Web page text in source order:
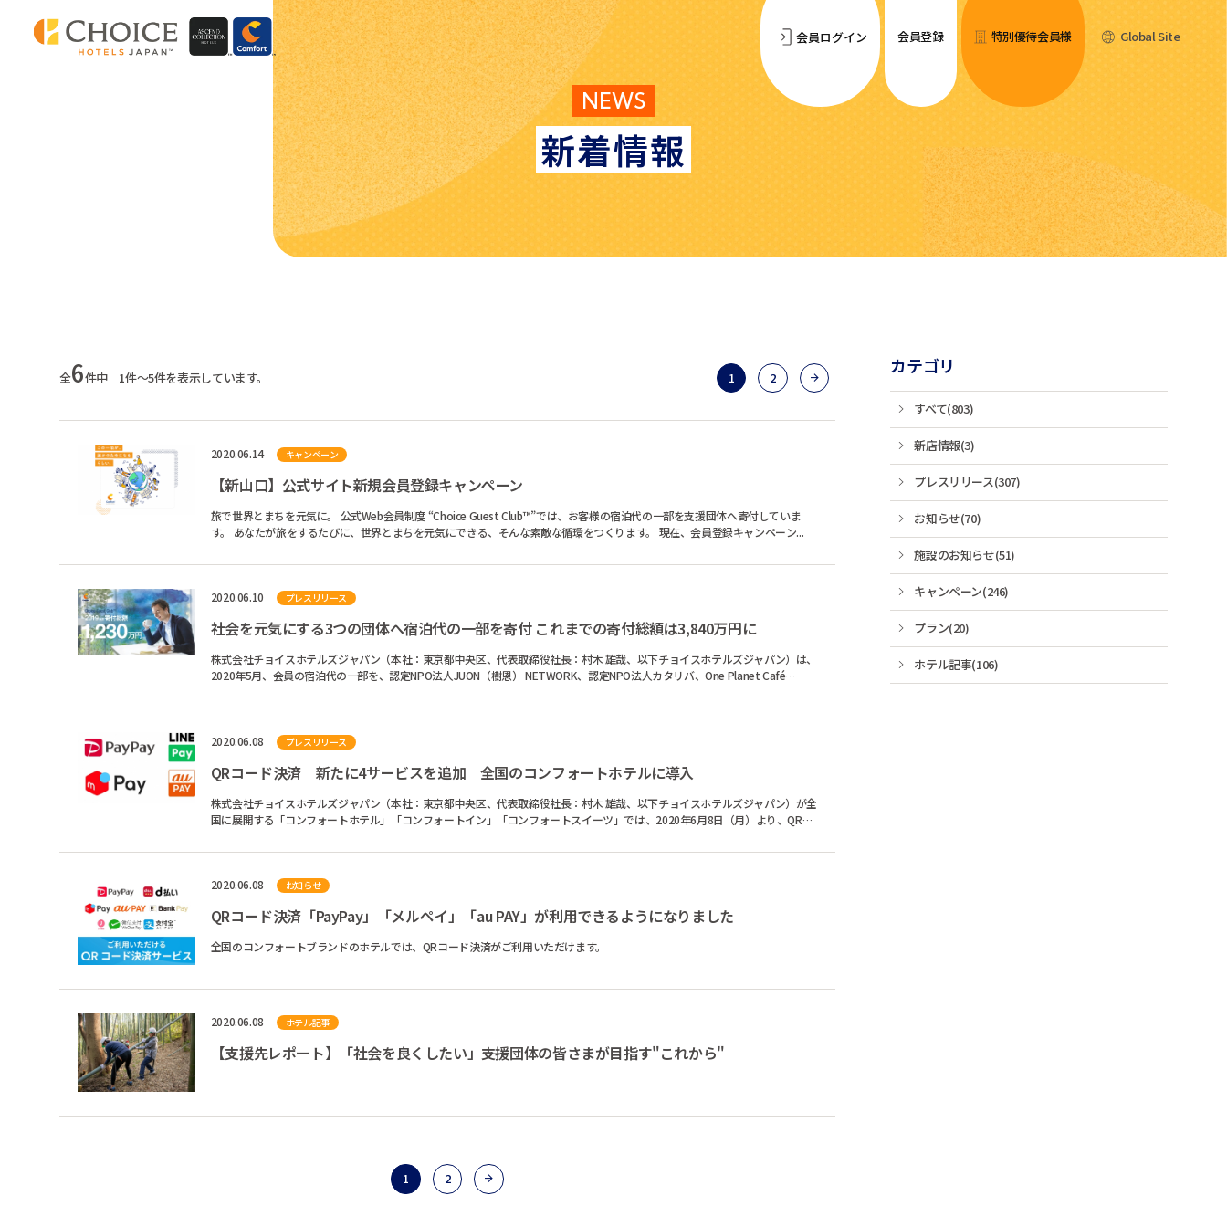
NEWS
新着情報
会員ログイン 会員登録 特別優待会員様 Global Site
全6件中 1件～5件を表示しています。 1 2
2020.06.14 キャンペーン
【新山口】公式サイト新規会員登録キャンペーン
旅で世界とまちを元気に。 公式Web会員制度 “Choice Guest Club™”では、お客様の宿泊代の一部を支援団体へ寄付していま
す。 あなたが旅をするたびに、世界とまちを元気にできる、そんな素敵な循環をつくります。 現在、会員登録キャンペーン...
2020.06.10 プレスリリース
社会を元気にする3つの団体へ宿泊代の一部を寄付 これまでの寄付総額は3,840万円に
株式会社チョイスホテルズジャパン（本社：東京都中央区、代表取締役社長：村木 雄哉、以下チョイスホテルズジャパン）は、
2020年5月、会員の宿泊代の一部を、認定NPO法人JUON（樹恩） NETWORK、認定NPO法人カタリバ、One Planet Café
2020.06.08 プレスリリース
QRコード決済 新たに4サービスを追加 全国のコンフォートホテルに導入
株式会社チョイスホテルズジャパン（本社：東京都中央区、代表取締役社長：村木 雄哉、以下チョイスホテルズジャパン）が全
国に展開する「コンフォートホテル」「コンフォートイン」「コンフォートスイーツ」では、2020年6月8日（月）より、QRコ
2020.06.08 お知らせ
QRコード決済「PayPay」「メルペイ」「au PAY」が利用できるようになりました
全国のコンフォートブランドのホテルでは、QRコード決済がご利用いただけます。
2020.06.08 ホテル記事
【支援先レポート】「社会を良くしたい」――支援団体の皆さまが目指す"これから"
1 2
カテゴリ
すべて(803)
新店情報(3)
プレスリリース(307)
お知らせ(70)
施設のお知らせ(51)
キャンペーン(246)
プラン(20)
ホテル記事(106)